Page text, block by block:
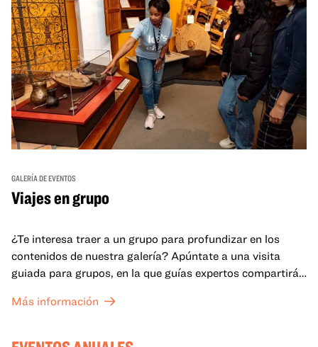
GALERÍA DE EVENTOS
Viajes en grupo
¿Te interesa traer a un grupo para profundizar en los
contenidos de nuestra galería? Apúntate a una visita
guiada para grupos, en la que guías expertos compartirán
mejor lo que se expone en las galerías del OMCA.
Más información